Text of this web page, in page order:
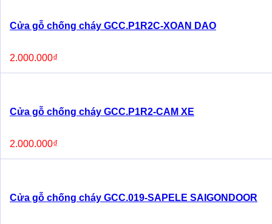
Cửa gỗ chống cháy GCC.P1R2C-XOAN DAO
2.000.000₫
Cửa gỗ chống cháy GCC.P1R2-CAM XE
2.000.000₫
Cửa gỗ chống cháy GCC.019-SAPELE SAIGONDOOR